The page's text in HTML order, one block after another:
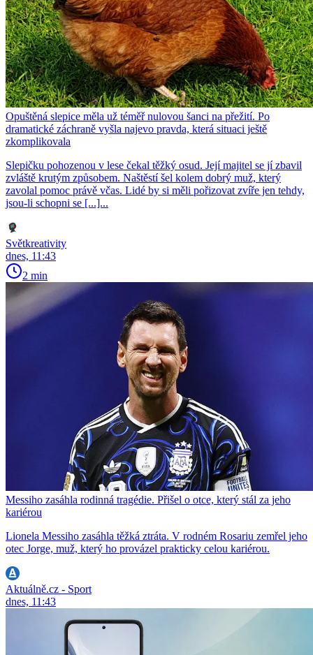
Opuštěná slepice měla už téměř nulovou šanci na přežití. Po
dramatické záchraně vyšla najevo pravda, která situaci ještě
zkomplikovala
Slepičku pohozenou v lese čekal těžký osud. Její majitel se jí zbavil
zvláště krutým způsobem. Naštěstí šel kolem dobrý muž, který
zavolal pomoc právě včas. Lidé by si měli pořizovat zvíře jen tehdy,
jsou-li schopni se [...]...
Světkreativity
dnes, 11:43
2 min
Messiho zasáhla rodinná tragédie. Přišel o otce, který stál za jeho
kariérou
Lionela Messiho zasáhla těžká ztráta. V rodném Rosariu zemřel jeho
otec Jorge, muž, který ho provázel prakticky celou kariérou.
Aktuálně.cz - Sport
dnes, 11:43